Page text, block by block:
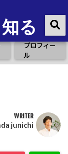
る
プロフィー
ル
WRITER
junichi